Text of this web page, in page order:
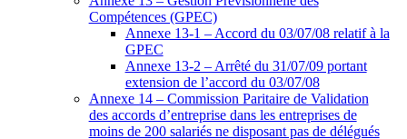
Compétences (GPEC)
Annexe 13-1 – Accord du 03/07/08 relatif à la
GPEC
Annexe 13-2 – Arrêté du 31/07/09 portant
extension de l’accord du 03/07/08
Annexe 14 – Commission Paritaire de Validation
des accords d’entreprise dans les entreprises de
moins de 200 salariés ne disposant pas de délégués